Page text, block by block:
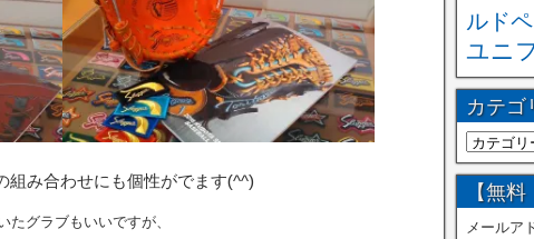
組み合わせにも個性がでます(^^)
たグラブもいいですが、
ルド
ユニ
カテゴ
【無
メールア